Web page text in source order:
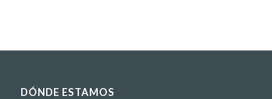
DÓNDE ESTAMOS